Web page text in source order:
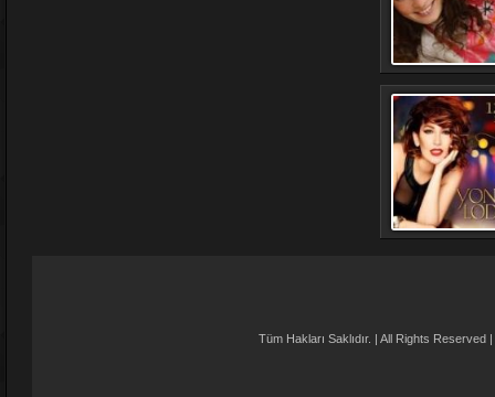
Tüm Hakları Saklıdır. | All Rights